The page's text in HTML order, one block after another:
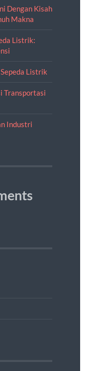
Dengan Kisah
Makna
Listrik:
Listrik
Transportasi
Industri